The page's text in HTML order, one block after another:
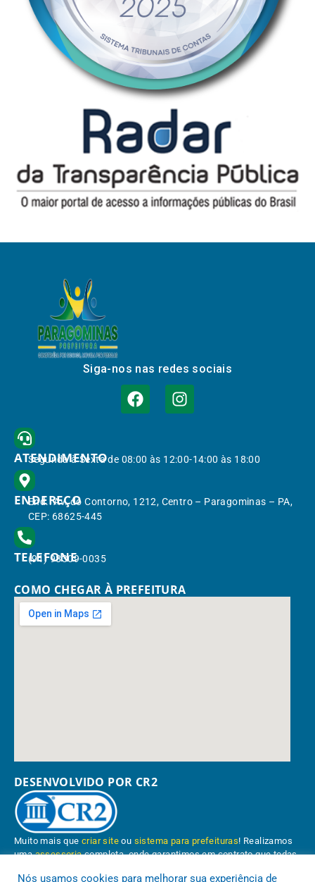
Siga-nos nas redes sociais
ATENDIMENTO
Segunda à Sexta de 08:00 às 12:00-14:00 às 18:00
ENDEREÇO
End.: Av. do Contorno, 1212, Centro – Paragominas – PA,
CEP: 68625-445
TELEFONE
(91) 98309-0035
COMO CHEGAR À PREFEITURA
DESENVOLVIDO POR CR2
Muito mais quecriar site ou sistema para prefeituras! Realizamos
umaassessoriacompleta, onde garantimos em contrato que todas
Nós usamos cookies para melhorar sua experiência de